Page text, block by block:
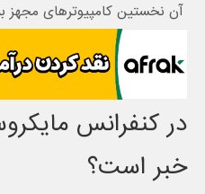
آن نخستین کامپیوترهای مجهز به
در کنفرانس
خبر است؟